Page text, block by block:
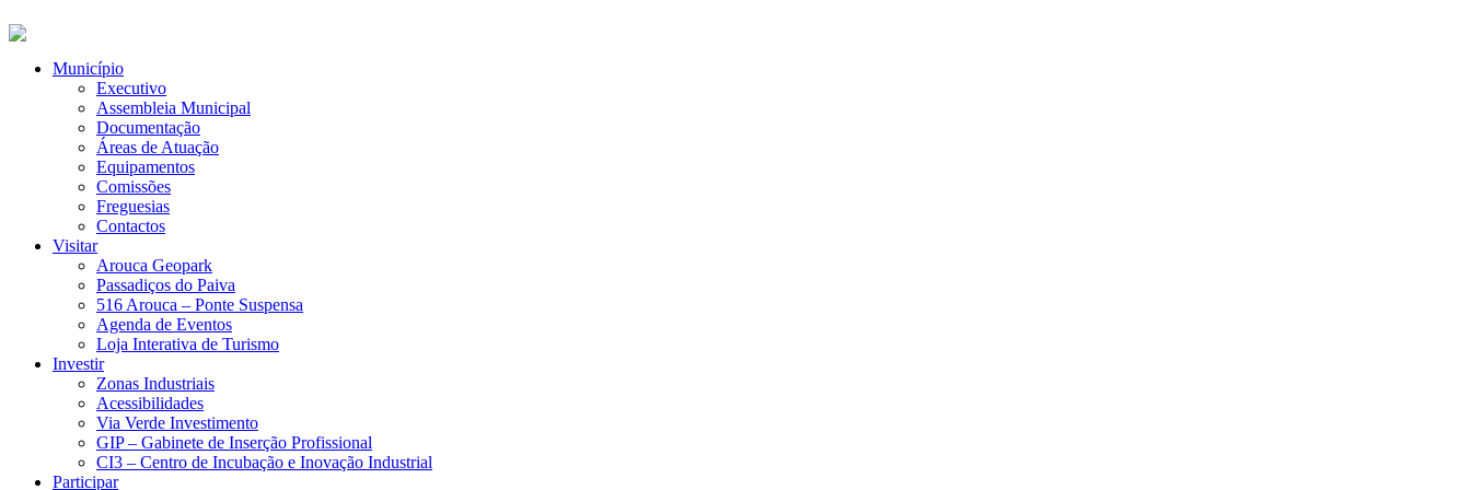
Município
Executivo
Assembleia Municipal
Documentação
Áreas de Atuação
Equipamentos
Comissões
Freguesias
Contactos
Visitar
Arouca Geopark
Passadiços do Paiva
516 Arouca – Ponte Suspensa
Agenda de Eventos
Loja Interativa de Turismo
Investir
Zonas Industriais
Acessibilidades
Via Verde Investimento
GIP – Gabinete de Inserção Profissional
CI3 – Centro de Incubação e Inovação Industrial
Participar